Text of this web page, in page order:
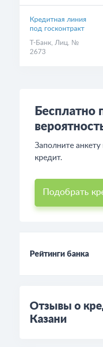
Кредитная линия
под госконтракт
Т-Банк, Лиц. №
2673
Бесплатно
Заполните
кредит.
Подобрать
Рейтинги банка
Отзывы о
Казани